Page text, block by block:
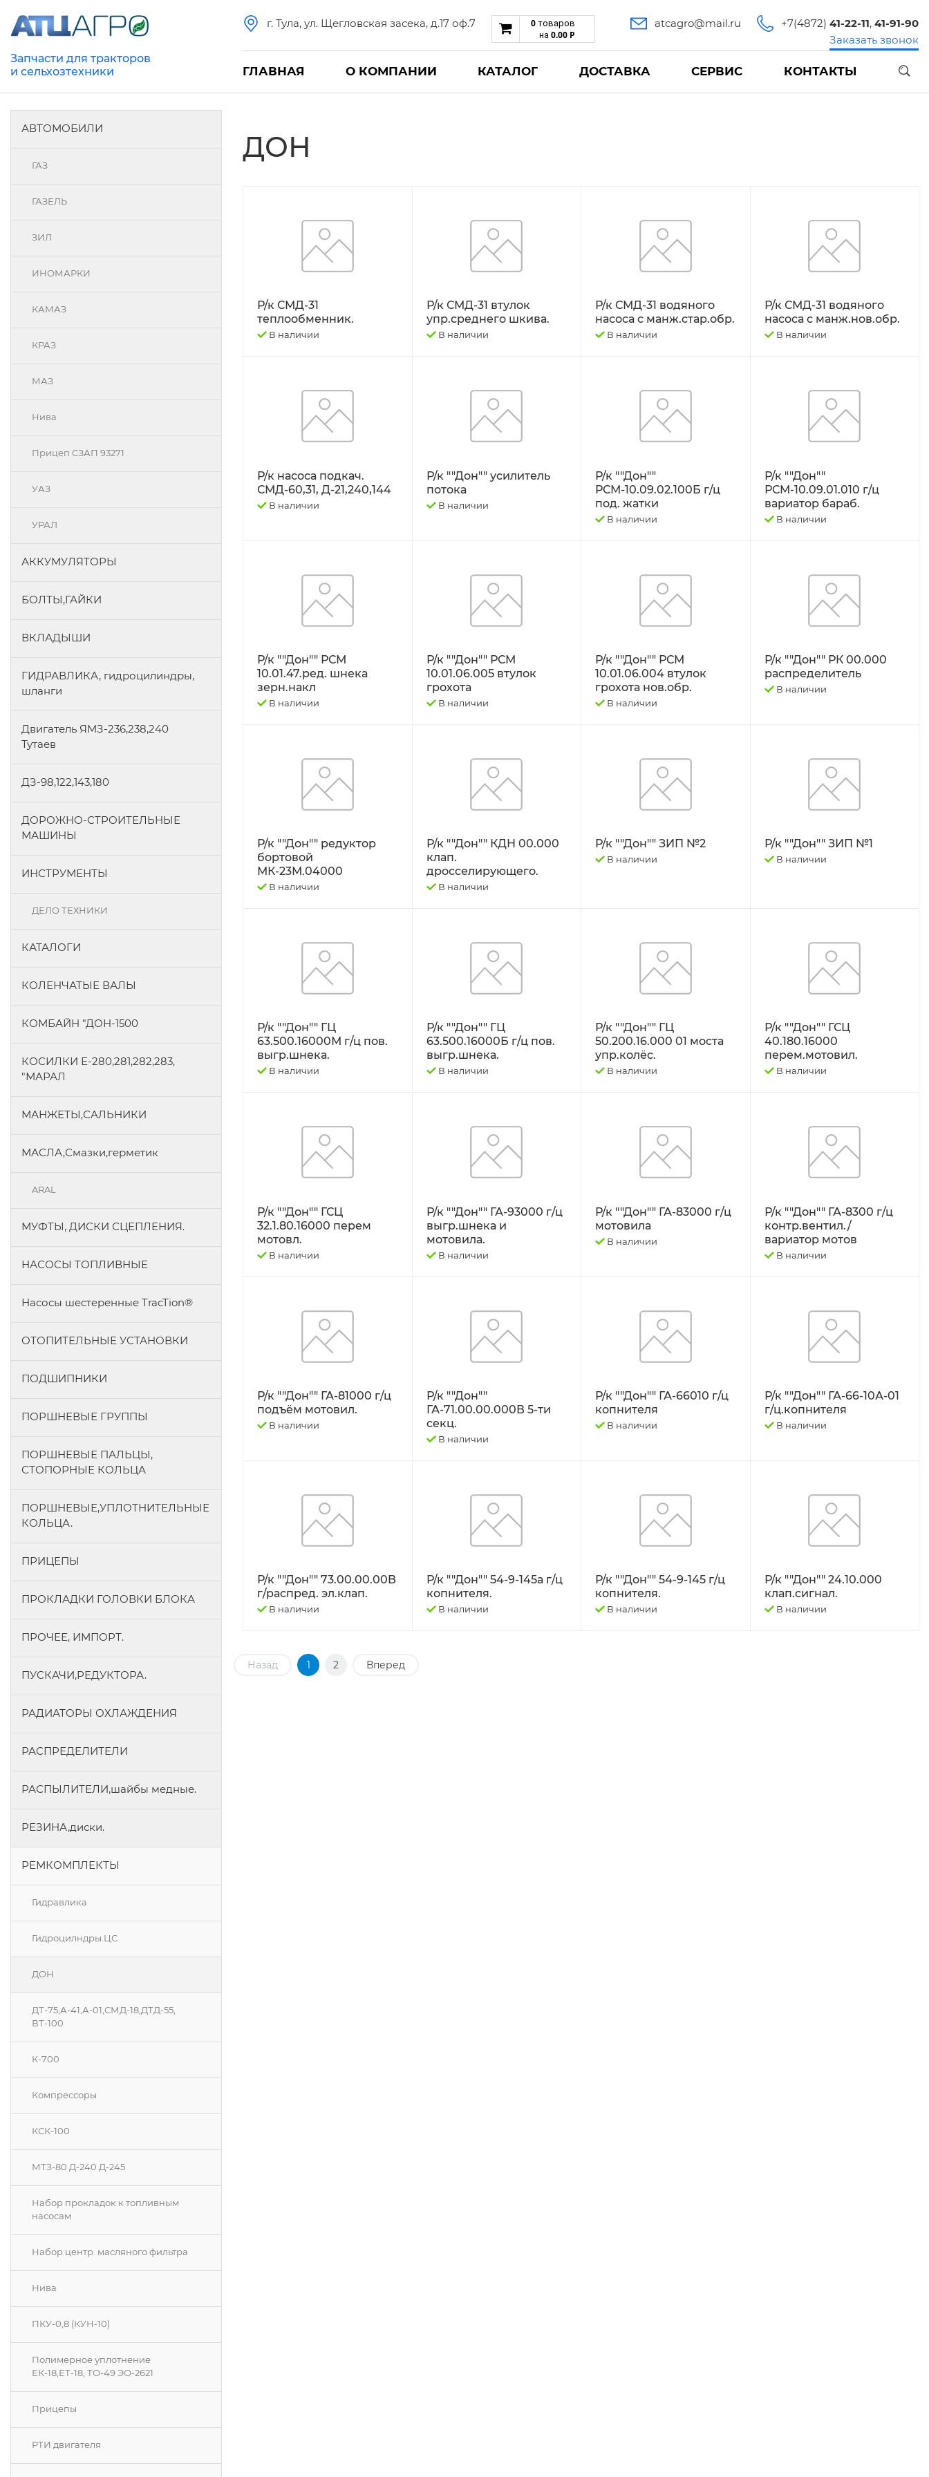
Запчасти для тракторов
и сельхозтехники
г. Тула, ул. Щегловская засека, д.17 оф.7 0 товаров
на 0.00 Р
atcagro@mail.ru +7(4872) 41-22-11, 41-91-90
Заказать звонок
ГЛАВНАЯ О КОМПАНИИ КАТАЛОГ ДОСТАВКА СЕРВИС КОНТАКТЫ
АВТОМОБИЛИ
ГАЗ
ГАЗЕЛЬ
ЗИЛ
ИНОМАРКИ
КАМАЗ
КРАЗ
МАЗ
Нива
Прицеп СЗАП 93271
УАЗ
УРАЛ
АККУМУЛЯТОРЫ
БОЛТЫ,ГАЙКИ
ВКЛАДЫШИ
ГИДРАВЛИКА, гидроцилиндры,
шланги
Двигатель ЯМЗ-236,238,240
Тутаев
ДЗ-98,122,143,180
ДОРОЖНО-СТРОИТЕЛЬНЫЕ
МАШИНЫ
ИНСТРУМЕНТЫ
ДЕЛО ТЕХНИКИ
КАТАЛОГИ
КОЛЕНЧАТЫЕ ВАЛЫ
КОМБАЙН "ДОН-1500
КОСИЛКИ Е-280,281,282,283,
"МАРАЛ
МАНЖЕТЫ,САЛЬНИКИ
МАСЛА,Смазки,герметик
ARAL
МУФТЫ, ДИСКИ СЦЕПЛЕНИЯ.
НАСОСЫ ТОПЛИВНЫЕ
Насосы шестеренные TracTion®
ОТОПИТЕЛЬНЫЕ УСТАНОВКИ
ПОДШИПНИКИ
ПОРШНЕВЫЕ ГРУППЫ
ПОРШНЕВЫЕ ПАЛЬЦЫ,
СТОПОРНЫЕ КОЛЬЦА
ПОРШНЕВЫЕ,УПЛОТНИТЕЛЬНЫЕ
КОЛЬЦА.
ПРИЦЕПЫ
ПРОКЛАДКИ ГОЛОВКИ БЛОКА
ПРОЧЕЕ, ИМПОРТ.
ПУСКАЧИ,РЕДУКТОРА.
РАДИАТОРЫ ОХЛАЖДЕНИЯ
РАСПРЕДЕЛИТЕЛИ
РАСПЫЛИТЕЛИ,шайбы медные.
РЕЗИНА,диски.
РЕМКОМПЛЕКТЫ
Гидравлика
Гидроцилндры.ЦС
ДОН
ДТ-75,А-41,А-01,СМД-18,ДТД-55,
ВТ-100
К-700
Компрессоры
КСК-100
МТЗ-80 Д-240 Д-245
Набор прокладок к топливным
насосам
Набор центр. масляного фильтра
Нива
ПКУ-0,8 (КУН-10)
Полимерное уплотнение
ЕК-18,ЕТ-18, ТО-49 ЭО-2621
Прицепы
РТИ двигателя
ДОН
Р/к СМД-31
теплообменник.
В наличии
Р/к СМД-31 втулок
упр.среднего шкива.
В наличии
Р/к СМД-31 водяного
насоса с манж.стар.обр.
В наличии
Р/к СМД-31 водяного
насоса с манж.нов.обр.
В наличии
Р/к насоса подкач.
СМД-60,31, Д-21,240,144
В наличии
Р/к ""Дон"" усилитель
потока
В наличии
Р/к ""Дон""
РСМ-10.09.02.100Б г/ц
под. жатки
В наличии
Р/к ""Дон""
РСМ-10.09.01.010 г/ц
вариатор бараб.
В наличии
Р/к ""Дон"" РСМ
10.01.47.ред. шнека
зерн.накл
В наличии
Р/к ""Дон"" РСМ
10.01.06.005 втулок
грохота
В наличии
Р/к ""Дон"" РСМ
10.01.06.004 втулок
грохота нов.обр.
В наличии
Р/к ""Дон"" РК 00.000
распределитель
В наличии
Р/к ""Дон"" редуктор
бортовой
МК-23М.04000
В наличии
Р/к ""Дон"" КДН 00.000
клап.
дросселирующего.
В наличии
Р/к ""Дон"" ЗИП №2
В наличии
Р/к ""Дон"" ЗИП №1
В наличии
Р/к ""Дон"" ГЦ
63.500.16000М г/ц пов.
выгр.шнека.
В наличии
Р/к ""Дон"" ГЦ
63.500.16000Б г/ц пов.
выгр.шнека.
В наличии
Р/к ""Дон"" ГЦ
50.200.16.000 01 моста
упр.колёс.
В наличии
Р/к ""Дон"" ГСЦ
40.180.16000
перем.мотовил.
В наличии
Р/к ""Дон"" ГСЦ
32.1.80.16000 перем
мотовл.
В наличии
Р/к ""Дон"" ГА-93000 г/ц
выгр.шнека и
мотовила.
В наличии
Р/к ""Дон"" ГА-83000 г/ц
мотовила
В наличии
Р/к ""Дон"" ГА-8300 г/ц
контр.вентил./
вариатор мотов
В наличии
Р/к ""Дон"" ГА-81000 г/ц
подъём мотовил.
В наличии
Р/к ""Дон""
ГА-71.00.00.000В 5-ти
секц.
В наличии
Р/к ""Дон"" ГА-66010 г/ц
копнителя
В наличии
Р/к ""Дон"" ГА-66-10А-01
г/ц.копнителя
В наличии
Р/к ""Дон"" 73.00.00.00В
г/распред. эл.клап.
В наличии
Р/к ""Дон"" 54-9-145а г/ц
копнителя.
В наличии
Р/к ""Дон"" 54-9-145 г/ц
копнителя.
В наличии
Р/к ""Дон"" 24.10.000
клап.сигнал.
В наличии
Назад 1 2 Вперед